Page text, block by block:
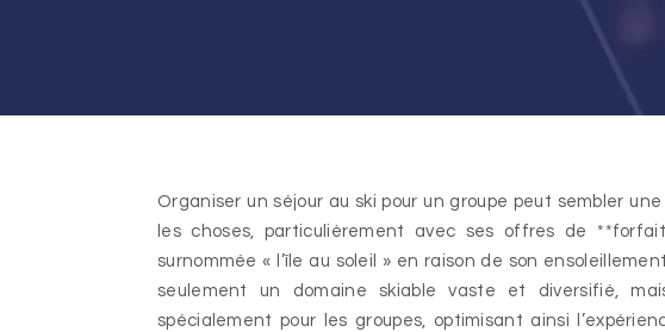
Organiser un séjour au ski pour un groupe peut sembler une tâche ardue, mais Alpe d’Huez facilite grandement
les choses, particulièrement avec ses offres de
surnommée « l’île au soleil » en raison de son
seulement un domaine skiable vaste et diversifié,
spécialement pour les groupes, optimisant ainsi